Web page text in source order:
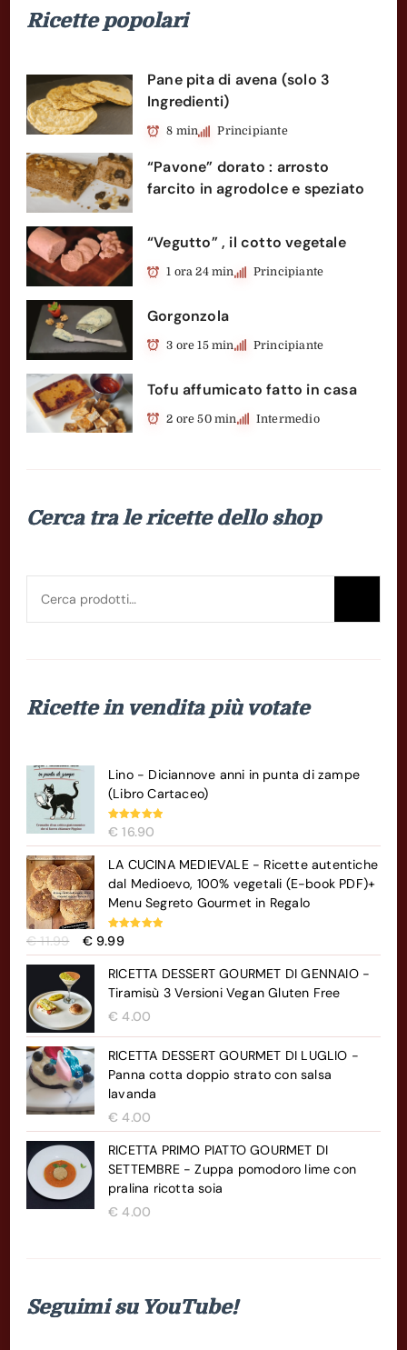
Ricette popolari
Pane pita di avena (solo 3
Ingredienti)
8 min Principiante
“Pavone” dorato : arrosto
farcito in agrodolce e speziato
“Vegutto” , il cotto vegetale
1 ora 24 min Principiante
Gorgonzola
3 ore 15 min Principiante
Tofu affumicato fatto in casa
2 ore 50 min Intermedio
Cerca tra le ricette dello shop
Ricette in vendita più votate
Lino - Diciannove anni in punta di zampe
(Libro Cartaceo)
Valutato
5.00 su 5
€ 16.90
LA CUCINA MEDIEVALE - Ricette autentiche
dal Medioevo, 100% vegetali (E-book PDF)+
Menu Segreto Gourmet in Regalo
Valutato
5.00
€11.99
prezzo
originale
era:
€ 11.99.
€9.99Il
prezzo
attuale
è:
€ 9.99.
RICETTA DESSERT GOURMET DI GENNAIO -
Tiramisù 3 Versioni Vegan Gluten Free
€ 4.00
RICETTA DESSERT GOURMET DI LUGLIO -
Panna cotta doppio strato con salsa
lavanda
€ 4.00
RICETTA PRIMO PIATTO GOURMET DI
SETTEMBRE - Zuppa pomodoro lime con
pralina ricotta soia
€ 4.00
Seguimi su YouTube!